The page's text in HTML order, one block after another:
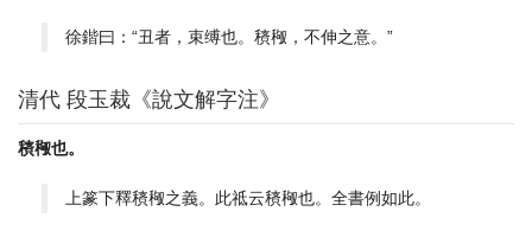
徐鍇曰：“丑者，束缚也。䅩䅓，不伸之意。”
清代 段玉裁《說文解字注》
䅩䅓也。
上篆下釋䅩䅓之義。此祗云䅩䅓也。全書例如此。